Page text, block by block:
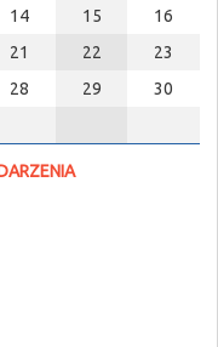
14 15
16
21 22
23
28 29
30